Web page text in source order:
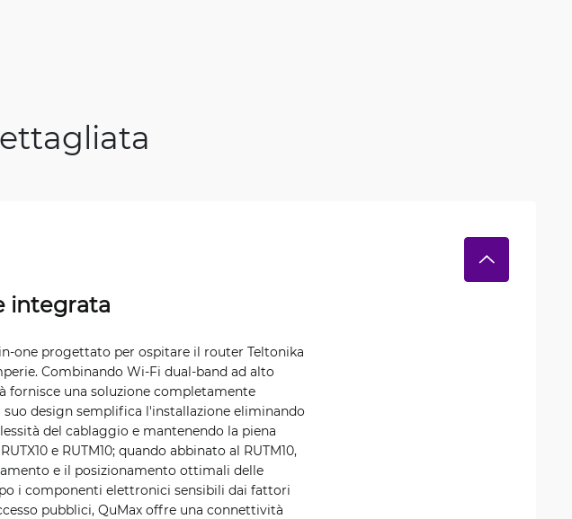
integrata
one progettato per ospitare il router Teltonika
Combinando Wi-Fi dual-band ad alto
fornisce una soluzione completamente
design semplifica l'installazione eliminando
del cablaggio e mantenendo la piena
e RUTM10; quando abbinato al RUTM10,
e il posizionamento ottimali delle
i componenti elettronici sensibili dai fattori
pubblici, QuMax offre una connettività